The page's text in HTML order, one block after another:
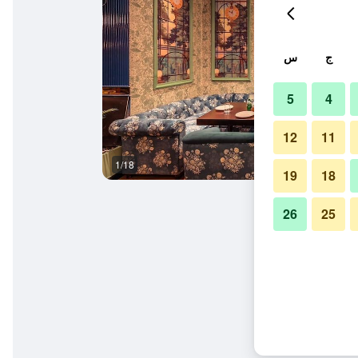
1/18
ج س
4
5
11
12
18
19
25
26